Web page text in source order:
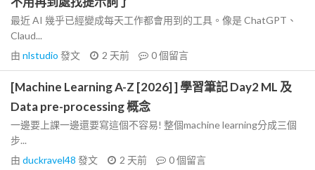
最近 AI 幾乎已經變成每天工作都會用到的工具。像是 ChatGPT、
Claud...
由 nlstudio 發文 2 天前 0個留言
[Machine Learning A-Z [2026] ] 學習筆記 Day2 ML 及
Data pre-processing 概念
一邊要上課一邊還要寫這個不容易! 整個machine learning分成三個
步...
由 duckravel48 發文 2 天前 0個留言